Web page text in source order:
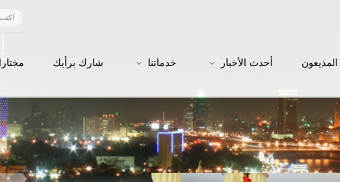
المذيعون أحدث الأخبار خدماتنا شارك برأيك